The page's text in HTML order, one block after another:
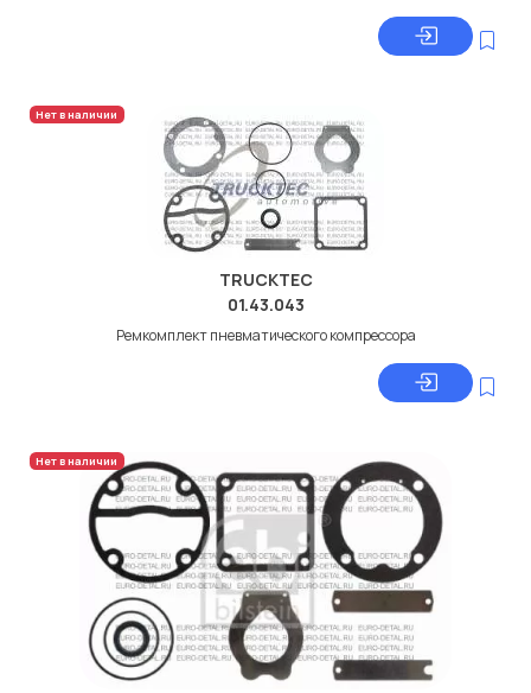
Нет в наличии
TRUCKTEC
01.43.043
Ремкомплект пневматического компрессора
Нет в наличии